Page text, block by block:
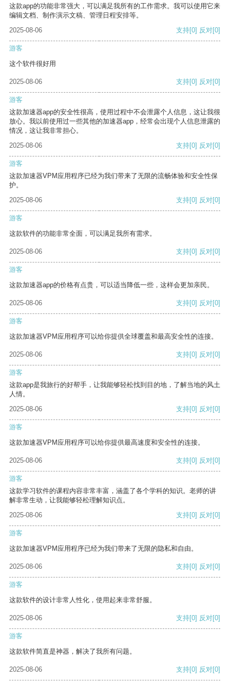
这款app的功能非常强大，可以满足我所有的工作需求。我可以使用它来
编辑文档、制作演示文稿、管理日程安排等。
2025-08-06
支持[0] 反对[0]
游客
这个软件很好用
2025-08-06 支持[0] 反对[0]
游客
这款加速器app的安全性很高，使用过程中不会泄露个人信息，这让我很
放心。我以前使用过一些其他的加速器app，经常会出现个人信息泄露的
情况，这让我非常担心。
2025-08-06
支持[0] 反对[0]
游客
这款加速器VPM应用程序已经为我们带来了无限的流畅体验和安全性保
护。
2025-08-06
支持[0] 反对[0]
游客
这款软件的功能非常全面，可以满足我所有需求。
2025-08-06 支持[0] 反对[0]
游客
这款加速器app的价格有点贵，可以适当降低一些，这样会更加亲民。
2025-08-06 支持[0] 反对[0]
游客
这款加速器VPM应用程序可以给你提供全球覆盖和最高安全性的连接。
2025-08-06 支持[0] 反对[0]
游客
这款app是我旅行的好帮手，让我能够轻松找到目的地，了解当地的风土
人情。
2025-08-06
支持[0] 反对[0]
游客
这款加速器VPM应用程序可以给你提供最高速度和安全性的连接。
2025-08-06 支持[0] 反对[0]
游客
这款学习软件的课程内容非常丰富，涵盖了各个学科的知识。老师的讲
解非常生动，让我能够轻松理解知识点。
2025-08-06
支持[0] 反对[0]
游客
这款加速器VPM应用程序已经为我们带来了无限的隐私和自由。
2025-08-06 支持[0] 反对[0]
游客
这款软件的设计非常人性化，使用起来非常舒服。
2025-08-06 支持[0] 反对[0]
游客
这款软件简直是神器，解决了我所有问题。
2025-08-06 支持[0] 反对[0]